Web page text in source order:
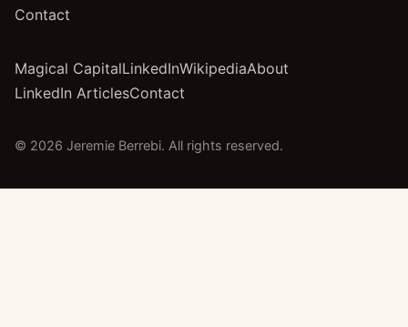
Contact
Magical CapitalLinkedInWikipediaAbout
LinkedIn ArticlesContact
© 2026 Jeremie Berrebi. All rights reserved.